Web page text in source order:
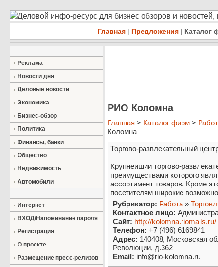
Деловой инфо-ресурс для бизнес обзоров и
Главная | Предложения | Каталог
Реклама
Новости дня
Деловые новости
Экономика
Бизнес-обзор
Политика
Финансы, банки
Общество
Недвижимость
Автомобили
Интернет
ВХОД/Напоминание пароля
Регистрация
О проекте
Размещение пресс-релизов
РИО Коломна
Главная > Каталог фирм >
Коломна
Торгово-развлекательный
Крупнейший торгово-
преимуществами которого
ассортимент товаров. Кроме
посетителям широкие
Рубрикатор: Работа»
Контактное лицо:
Сайт: http://kolomna.riomalls.ru/
Телефон: +7 (496) 6169841
Адрес: 140408, Московская
Революции, д.362
Email: info@rio-kolomna.ru